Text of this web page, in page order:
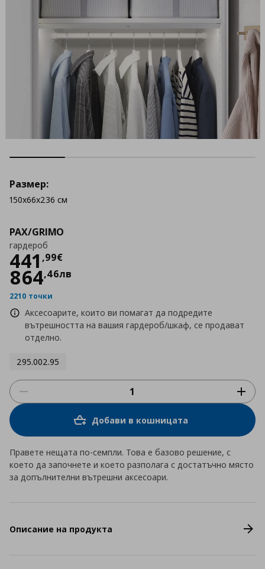
PAX/GRIMO
гардероб
441 ,99€
Цена
864,46лв
2210 точки
Аксесоарите, които ви помагат да подредите
вътрешността на вашия гардероб/шкаф, се продават
отделно.
295.002.95
Размер:
150x66x236 см
Добави в кошницата
Правете нещата по-семпли. Това е базово решение, с
което да започнете и което разполага с достатъчно място
за допълнителни вътрешни аксесоари.
Описание на продукта